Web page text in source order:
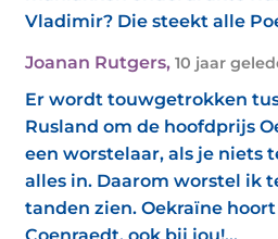
Vladimir? Die steekt alle
Joanan Rutgers, 10 jaar
Er wordt touwgetrokken
Rusland om de hoofdprijs
een worstelaar, als je niets
alles in. Daarom worstel ik
tanden zien. Oekraïne hoort